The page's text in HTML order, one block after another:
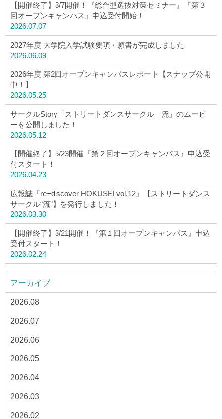
All rights reserved.
【開催終了】8/7開催！『総合型選抜対策セミナー』『第３
回オープンキャンパス』申込受付開始！
2026.07.07
2027年度 大学院入学試験要項・願書が完成しました
2026.06.09
2026年度 第2回オープンキャンパスレポート【スナップ公開
中！】
2026.05.25
サークルStory「ストリートダンスサークル 流」のムービ
ーを公開しました！
2026.05.12
【開催終了】5/23開催『第２回オープンキャンパス』申込受
付スタート！
2026.04.23
広報誌『re+discover HOKUSEI vol.12』【ストリートダンス
サークル“流”】を発行しました！
2026.03.30
【開催終了】3/21開催！『第１回オープンキャンパス』申込
受付スタート！
2026.02.24
アーカイブ
2026.08
2026.07
2026.06
2026.05
2026.04
2026.03
2026.02